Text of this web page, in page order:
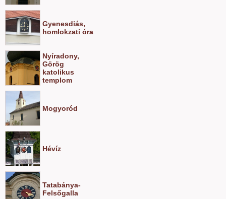
Gyenesdiás,
homlokzati óra
Nyíradony,
Görög
katolikus
templom
Mogyoród
Hévíz
Tatabánya-
Felsőgalla